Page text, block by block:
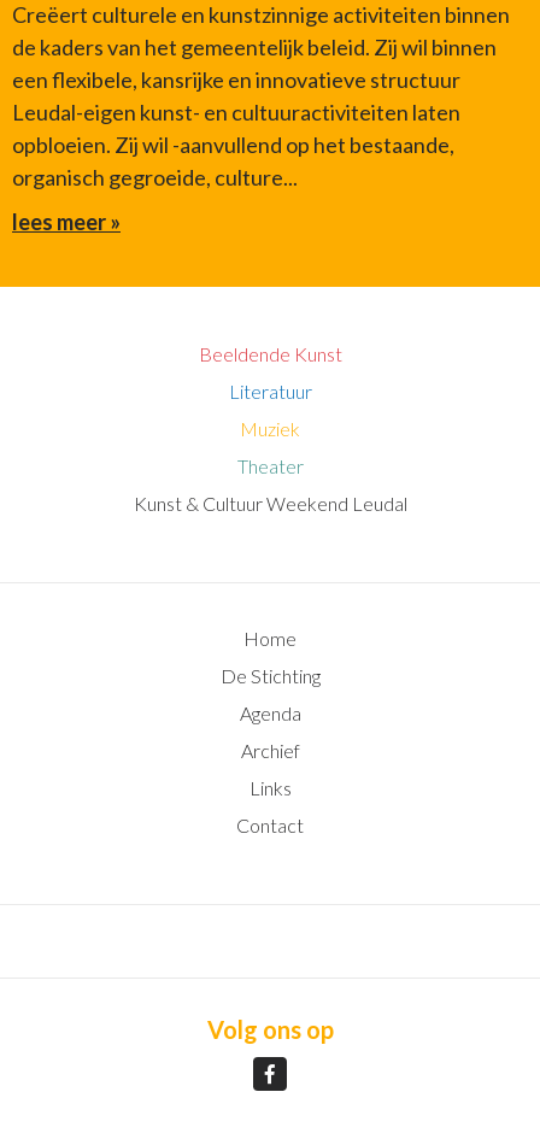
Creëert culturele en kunstzinnige activiteiten binnen
de kaders van het gemeentelijk beleid. Zij wil binnen
een flexibele, kansrijke en innovatieve structuur
Leudal-eigen kunst- en cultuuractiviteiten laten
opbloeien. Zij wil -aanvullend op het bestaande,
organisch gegroeide, culture...
lees meer »
Beeldende Kunst
Literatuur
Muziek
Theater
Kunst & Cultuur Weekend Leudal
Home
De Stichting
Agenda
Archief
Links
Contact
Volg ons op